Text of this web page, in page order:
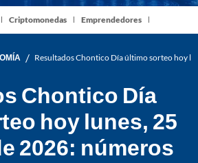
Criptomonedas Emprendedores
/ Resultados Chontico Día último sorteo hoy
Chontico Día
hoy lunes, 25
2026: números